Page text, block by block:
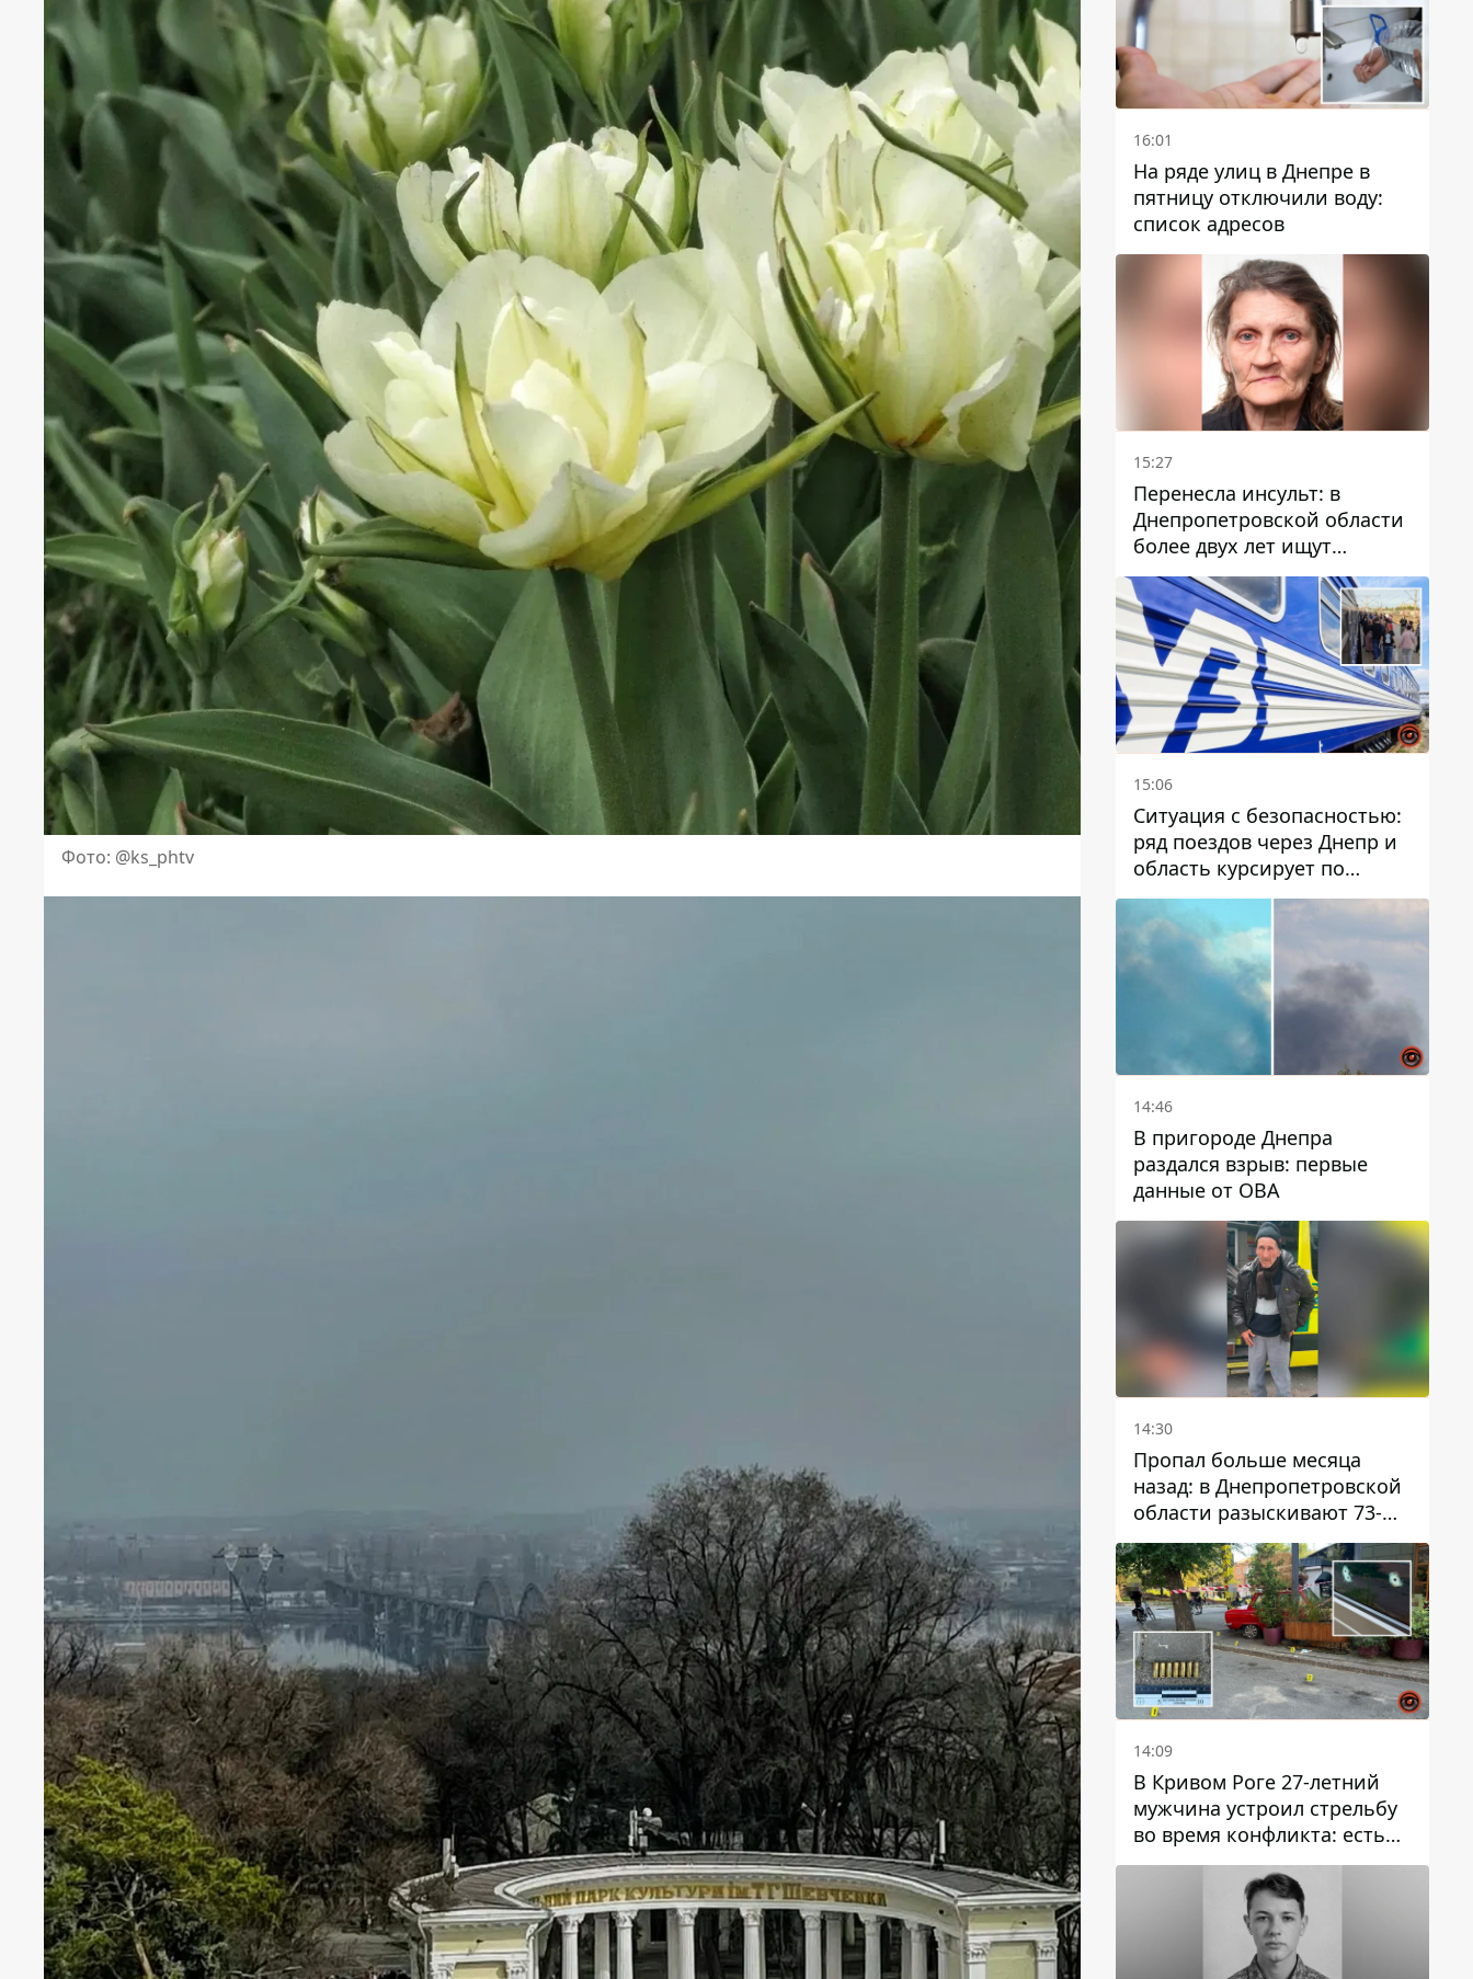
Фото: @ks_phtv
16:01
На ряде улиц в Днепре в
пятницу отключили воду:
список адресов
15:27
Перенесла инсульт: в
Днепропетровской области
более двух лет ищут
пропавшую женщину
15:06
Ситуация с безопасностью:
ряд поездов через Днепр и
область курсирует по
измененному маршруту, а
часть пути заменили
автобусами и электричками
14:46
В пригороде Днепра
раздался взрыв: первые
данные от ОВА
14:30
Пропал больше месяца
назад: в Днепропетровской
области разыскивают 73-
летнего мужчину
14:09
В Кривом Роге 27-летний
мужчина устроил стрельбу
во время конфликта: есть
раненый